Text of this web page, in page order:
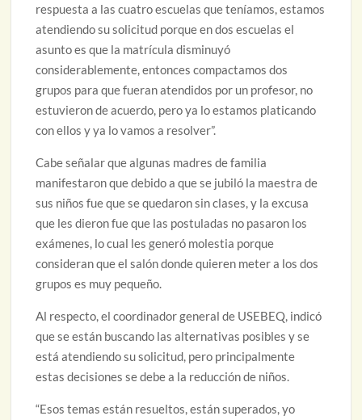
respuesta a las cuatro escuelas que teníamos, estamos
atendiendo su solicitud porque en dos escuelas el
asunto es que la matrícula disminuyó
considerablemente, entonces compactamos dos
grupos para que fueran atendidos por un profesor, no
estuvieron de acuerdo, pero ya lo estamos platicando
con ellos y ya lo vamos a resolver”.
Cabe señalar que algunas madres de familia
manifestaron que debido a que se jubiló la maestra de
sus niños fue que se quedaron sin clases, y la excusa
que les dieron fue que las postuladas no pasaron los
exámenes, lo cual les generó molestia porque
consideran que el salón donde quieren meter a los dos
grupos es muy pequeño.
Al respecto, el coordinador general de USEBEQ, indicó
que se están buscando las alternativas posibles y se
está atendiendo su solicitud, pero principalmente
estas decisiones se debe a la reducción de niños.
“Esos temas están resueltos, están superados, yo